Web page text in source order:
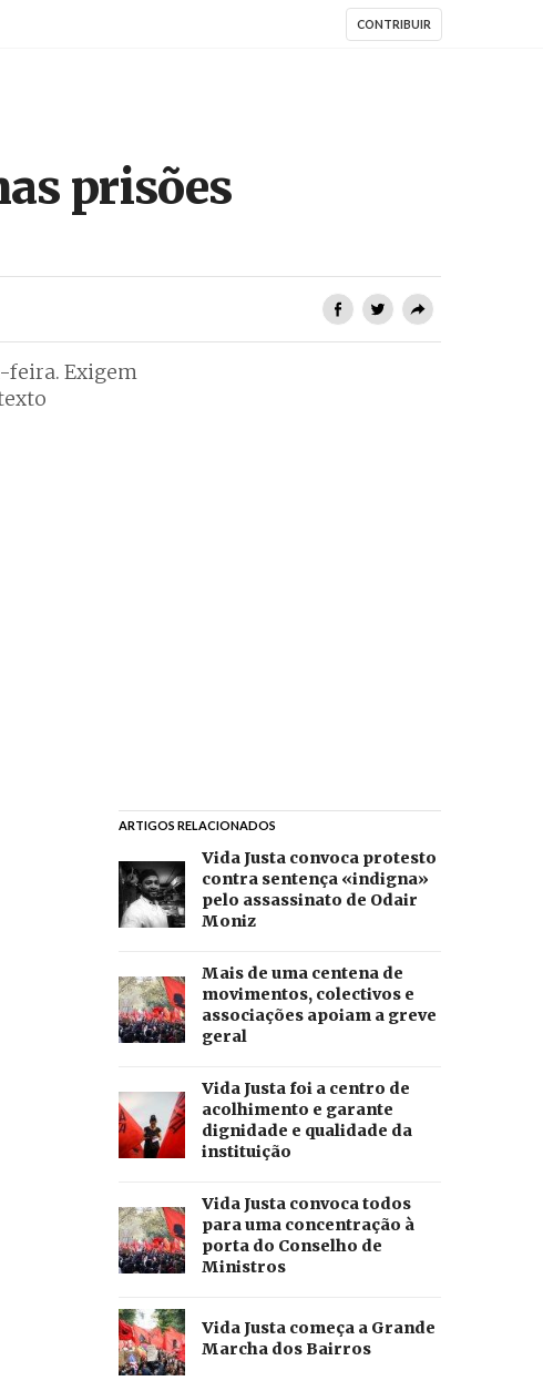
CONTRIBUIR
prisões
feira. Exigem
ARTIGOS RELACIONADOS
Vida Justa convoca protesto
contra sentença «indigna»
pelo assassinato de Odair
Moniz
Mais de uma centena de
movimentos, colectivos e
associações apoiam a greve
geral
Vida Justa foi a centro de
acolhimento e garante
dignidade e qualidade da
instituição
Vida Justa convoca todos
para uma concentração à
porta do Conselho de
Ministros
Vida Justa começa a Grande
Marcha dos Bairros